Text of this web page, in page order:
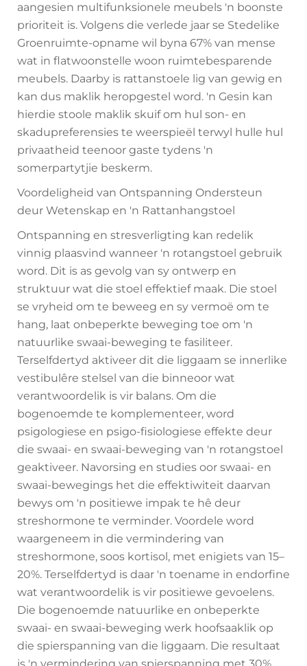
aangesien multifunksionele meubels 'n boonste
prioriteit is. Volgens die verlede jaar se Stedelike
Groenruimte-opname wil byna 67% van mense
wat in flatwoonstelle woon ruimtebesparende
meubels. Daarby is rattanstoele lig van gewig en
kan dus maklik heropgestel word. 'n Gesin kan
hierdie stoole maklik skuif om hul son- en
skadupreferensies te weerspieël terwyl hulle hul
privaatheid teenoor gaste tydens 'n
somerpartytjie beskerm.
Voordeligheid van Ontspanning Ondersteun
deur Wetenskap en 'n Rattanhangstoel
Ontspanning en stresverligting kan redelik
vinnig plaasvind wanneer 'n rotangstoel gebruik
word. Dit is as gevolg van sy ontwerp en
struktuur wat die stoel effektief maak. Die stoel
se vryheid om te beweeg en sy vermoë om te
hang, laat onbeperkte beweging toe om 'n
natuurlike swaai-beweging te fasiliteer.
Terselfdertyd aktiveer dit die liggaam se innerlike
vestibulêre stelsel van die binneoor wat
verantwoordelik is vir balans. Om die
bogenoemde te komplementeer, word
psigologiese en psigo-fisiologiese effekte deur
die swaai- en swaai-beweging van 'n rotangstoel
geaktiveer. Navorsing en studies oor swaai- en
swaai-bewegings het die effektiwiteit daarvan
bewys om 'n positiewe impak te hê deur
streshormone te verminder. Voordele word
waargeneem in die vermindering van
streshormone, soos kortisol, met enigiets van 15–
20%. Terselfdertyd is daar 'n toename in endorfine
wat verantwoordelik is vir positiewe gevoelens.
Die bogenoemde natuurlike en onbeperkte
swaai- en swaai-beweging werk hoofsaaklik op
die spierspanning van die liggaam. Die resultaat